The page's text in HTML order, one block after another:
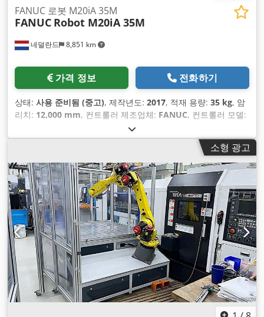
네덜란드 8,851 km
FANUC 로봇 M20iA 35M
FANUC Robot M20iA 35M
가격 정보 전화하기
상태: 사용 준비됨 (중고), 제작년도: 2017, 적재 용량: 35 kg, 암
리치: 12,000 mm, 컨트롤러 제조업체: FANUC, 컨트롤러 모델:
i Pendant A05B-2255-C101#EGN
소형 광고